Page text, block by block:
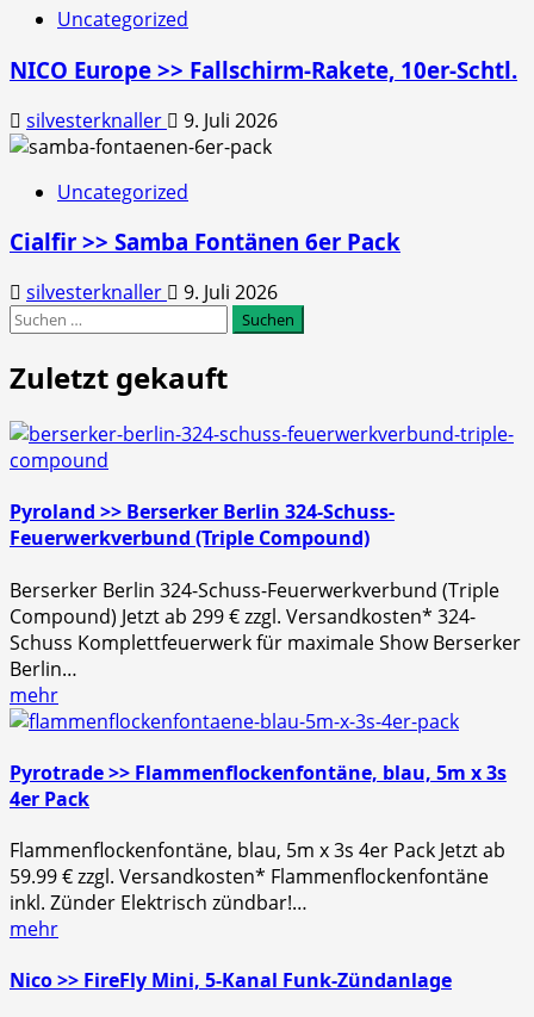
Uncategorized
NICO Europe >> Fallschirm-Rakete, 10er-Schtl.
silvesterknaller 9. Juli 2026
Uncategorized
Cialfir >> Samba Fontänen 6er Pack
silvesterknaller
9. Juli 2026
Suchen
Zuletzt gekauft
Pyroland >> Berserker Berlin 324-Schuss-
Feuerwerkverbund (Triple Compound)
Berserker Berlin 324-Schuss-Feuerwerkverbund (Triple
Compound) Jetzt ab 299 € zzgl. Versandkosten* 324-
Schuss Komplettfeuerwerk für maximale Show Berserker
Berlin…
mehr
Pyrotrade >> Flammenflockenfontäne, blau, 5m x 3s
4er Pack
Flammenflockenfontäne, blau, 5m x 3s 4er Pack Jetzt ab
59.99 € zzgl. Versandkosten* Flammenflockenfontäne
inkl. Zünder Elektrisch zündbar!…
mehr
Nico >> FireFly Mini, 5-Kanal Funk-Zündanlage